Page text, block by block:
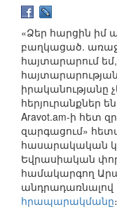
«Ձեր հարցին իմ
բաղկացած.
հայտարարում
հերյուրանքներ
Aravot.am-ի հետ
զարգացում»
հասարակական
Եվրասիական
համակարգող
անդրադառնալով
հրապարակմանը։